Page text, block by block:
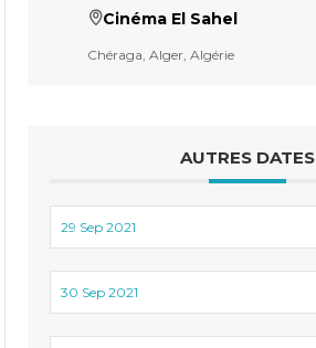
Cinéma El Sahel
Chéraga, Alger, Algérie
AUTRES DATES
29 Sep 2021
30 Sep 2021